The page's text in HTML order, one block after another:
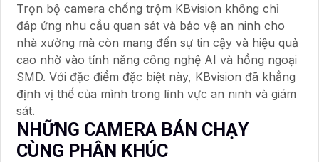
Trọn bộ camera chống trộm KBvision không chỉ
đáp ứng nhu cầu quan sát và bảo vệ an ninh cho
nhà xưởng mà còn mang đến sự tin cậy và hiệu quả
cao nhờ vào tính năng công nghệ AI và hồng ngoại
SMD. Với đặc điểm đặc biệt này, KBvision đã khẳng
định vị thế của mình trong lĩnh vực an ninh và giám
sát.
NHỮNG CAMERA BÁN CHẠY
CÙNG PHÂN KHÚC